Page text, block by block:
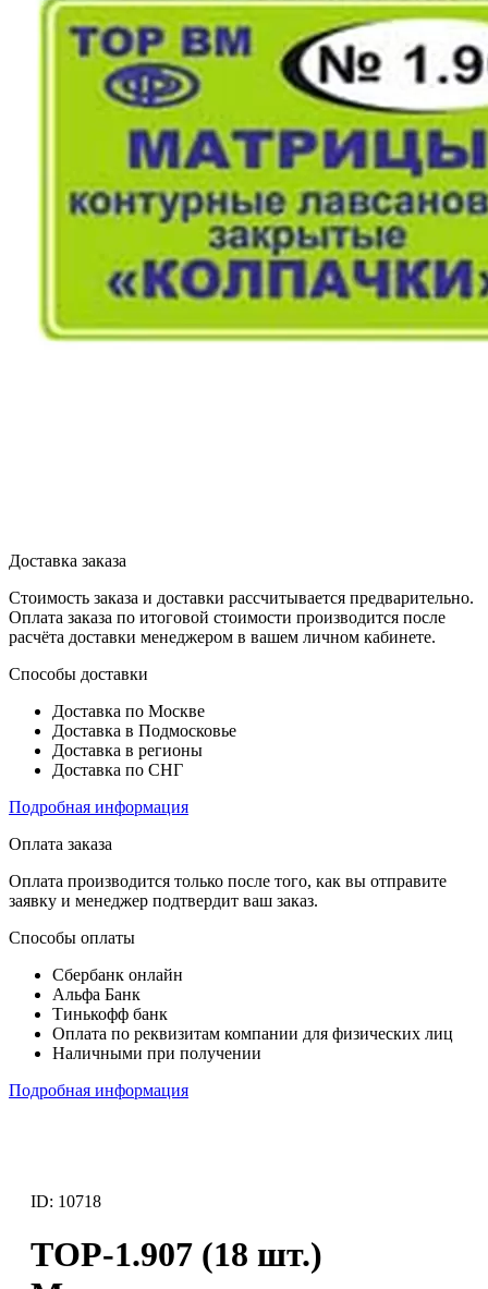
Доставка заказа
Стоимость заказа и доставки рассчитывается предварительно.
Оплата заказа по итоговой стоимости производится после
расчёта доставки менеджером в вашем личном кабинете.
Способы доставки
Доставка по Москве
Доставка в Подмосковье
Доставка в регионы
Доставка по СНГ
Подробная информация
Оплата заказа
Оплата производится только после того, как вы отправите
заявку и менеджер подтвердит ваш заказ.
Способы оплаты
Сбербанк онлайн
Альфа Банк
Тинькофф банк
Оплата по реквизитам компании для физических лиц
Наличными при получении
Подробная информация
ID: 10718
ТОР-1.907 (18 шт.)